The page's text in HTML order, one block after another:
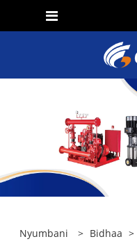
Nyumbani > Bidhaa >